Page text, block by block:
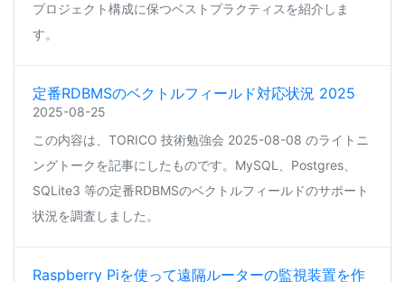
プロジェクト構成に保つベストプラクティスを紹介しま
す。
定番RDBMSのベクトルフィールド対応状況 2025
2025-08-25
この内容は、TORICO 技術勉強会 2025-08-08 のライトニ
ングトークを記事にしたものです。MySQL、Postgres、
SQLite3 等の定番RDBMSのベクトルフィールドのサポート
状況を調査しました。
Raspberry Piを使って遠隔ルーターの監視装置を作